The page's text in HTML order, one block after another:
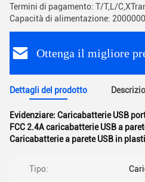
Termini di pagamento: T/T,L/
Capacità di alimentazione:
Ottenga il migliore
Dettagli del prodotto
Evidenziare: Caricabatterie USB
FCC 2.4A caricabatterie USB a
Caricabatterie a parete USB in
Tipo: